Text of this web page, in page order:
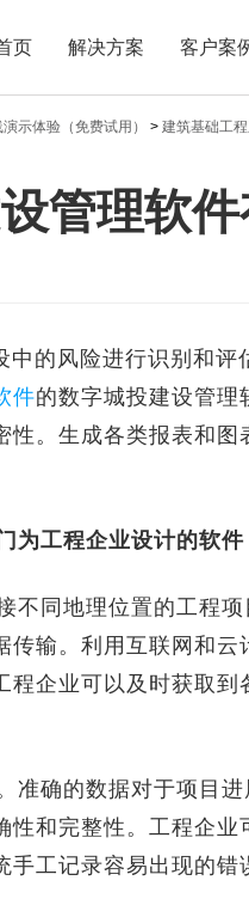
页 解决方案 客户案
示体验（免费试用） > 建筑基础工
管理软
风险进行识别和评
件的数字城投建设管理
。生成各类报表和
为工程企业设计的软件
同地理位置的工程项
输。利用互联网和云
企业可以及时获取
确的数据对于项目进
和完整性。工程企业
工记录容易出现的错